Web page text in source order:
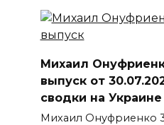
Михаил
выпуск от
сводки на Украине
Михаил Онуфриенко